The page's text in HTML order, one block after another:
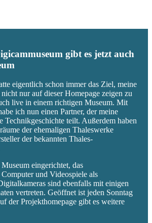
gibt es jetzt auch
eigentlich schon immer das Ziel, meine
nicht nur auf dieser Homepage zeigen zu
live in einem richtigen Museum. Mit
ich nun einen Partner, der meine
Technikgeschichte teilt. Außerdem haben
der ehemaligen Thaleswerke
der bekannten Thales-
eingerichtet, das
und Videospiele als
sind ebenfalls mit einigen
vertreten. Geöffnet ist jeden Sonntag
der Projekthomepage gibt es weitere